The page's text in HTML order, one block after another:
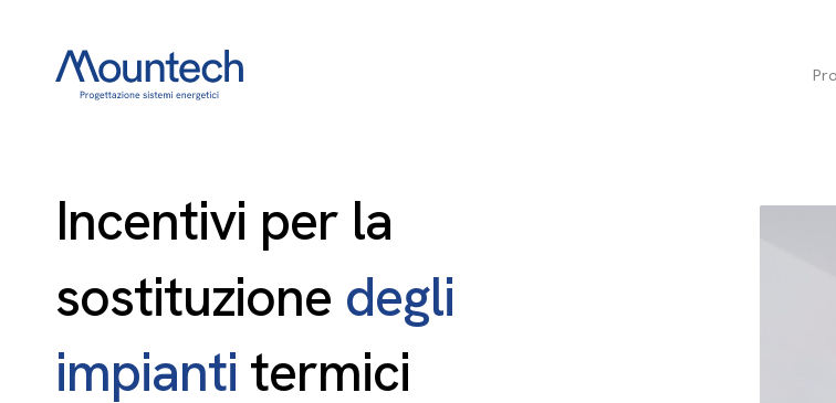
Incentivi per la
sostituzione degli
impianti termici